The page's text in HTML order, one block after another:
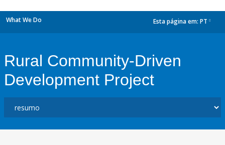
What We Do Esta página em: PT
Rural Community-Driven
Development Project